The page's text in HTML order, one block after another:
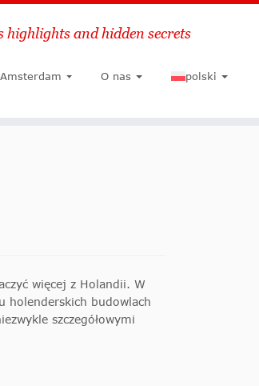
Szukaj
highlights and hidden secrets
O nas polski
więcej z Holandii. W
holenderskich budowlach
szczegółowymi